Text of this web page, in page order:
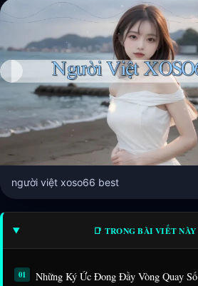
người việt xoso66 best
📑 TRONG BÀI VIẾT NÀY
Những Ký Ức Đong Đầy Vòng Quay Số